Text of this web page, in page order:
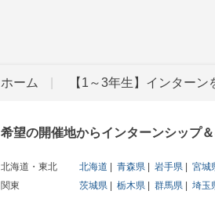
ホーム 【1～3年生】インターン
希望の開催地からインターンシップ
北海道・東北 北海道 青森県 岩手県 宮城
関東
茨城県 栃木県 群馬県 埼玉